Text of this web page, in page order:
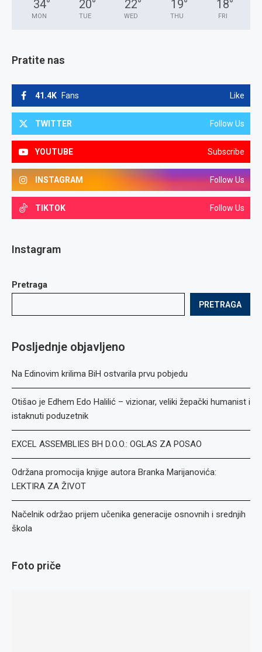
34°
MON
20°
TUE
22°
WED
19°
THU
18°
FRI
Pratite nas
41.4K Fans Like
TWITTER Follow Us
YOUTUBE Subscribe
INSTAGRAM Follow Us
TIKTOK Follow Us
Instagram
Pretraga
PRETRAGA
Posljednje objavljeno
Na Edinovim krilima BiH ostvarila prvu pobjedu
Otišao je Edhem Edo Halilić – vizionar, veliki žepački humanist i
istaknuti poduzetnik
EXCEL ASSEMBLIES BH D.O.O.: OGLAS ZA POSAO
Održana promocija knjige autora Branka Marijanovića:
LEKTIRA ZA ŽIVOT
Načelnik održao prijem učenika generacije osnovnih i srednjih
škola
Foto priče